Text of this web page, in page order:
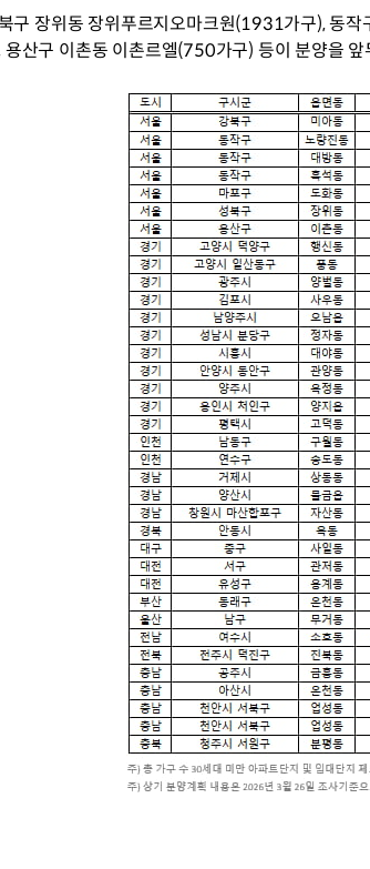
구 장위동 장위푸르지오마크원(1931가구), 동
산구 이촌동 이촌르엘(750가구) 등이 분양을 앞